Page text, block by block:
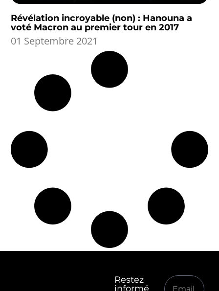
Révélation incroyable (non) : Hanouna a
voté Macron au premier tour en 2017
01 Septembre 2021
Restez
informé